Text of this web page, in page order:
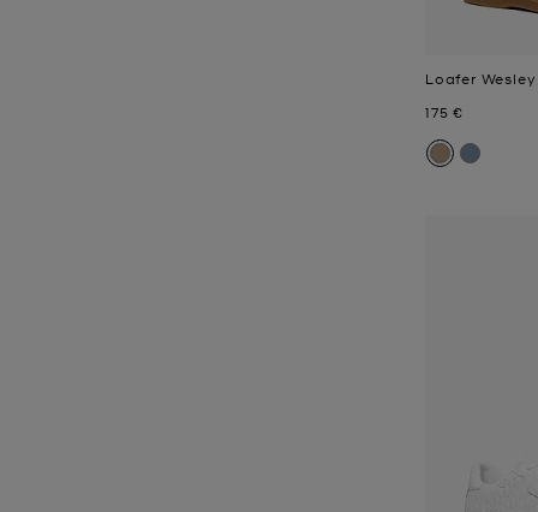
Loafer
Jetzt
175 €